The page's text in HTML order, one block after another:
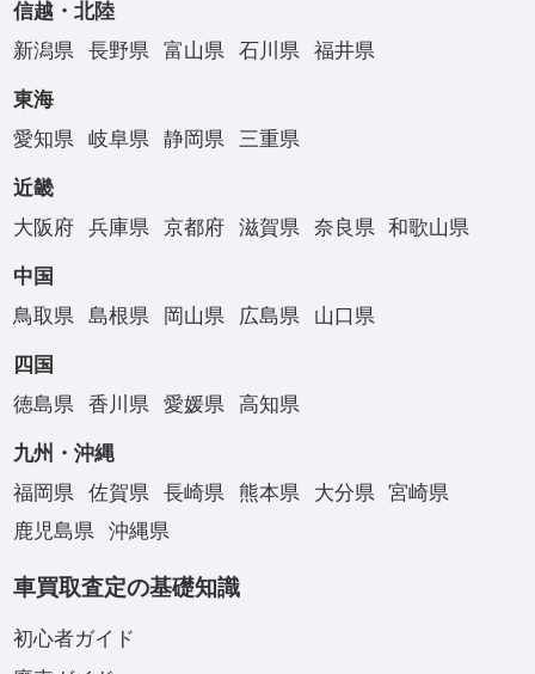
信越・北陸
新潟県
長野県 富山県 石川県 福井県
東海
愛知県
岐阜県 静岡県 三重県
近畿
大阪府
兵庫県 京都府 滋賀県 奈良県 和歌山県
中国
鳥取県
島根県 岡山県 広島県 山口県
四国
徳島県
香川県 愛媛県 高知県
九州・沖縄
福岡県
佐賀県 長崎県 熊本県 大分県
宮崎県
鹿児島県
沖縄県
車買取査定の基礎知識
初心者ガイド